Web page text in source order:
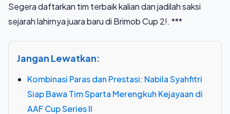
Segera daftarkan tim terbaik kalian dan jadilah saksi
sejarah lahirnya juara baru di Brimob Cup 2!. ***
Jangan Lewatkan:
Kombinasi Paras dan Prestasi: Nabila Syahfitri
Siap Bawa Tim Sparta Merengkuh Kejayaan di
AAF Cup Series II